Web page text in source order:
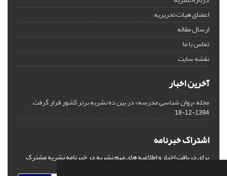
اعضای هیات تحریریه
ارسال مقاله
تماس با ما
نقشه سایت
آخرین اخبار
مجله «روان شناسی مدرسه» در بین ده نشریه برتر کشور قرار گرفت.
1394-12-18
اشتراک خبرنامه
برای دریافت اخبار و اطلاعیه های مهم نشریه در خبرنامه نشریه مشترک